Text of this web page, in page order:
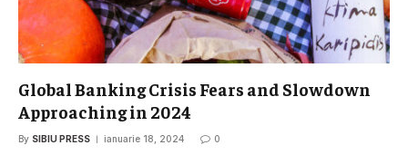
Global Banking Crisis Fears and Slowdown
Approaching in 2024
By SIBIU PRESS ianuarie 18, 2024 0